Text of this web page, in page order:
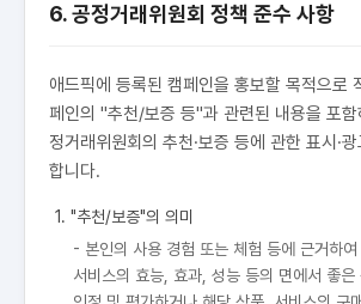
6. 공정거래위원회 정책 준수 사항
애드픽에 등록된 캠페인을 홍보할 목적으로
페인의 "추천/보증 등"과 관련된 내용을 포
정거래위원회의 추천·보증 등에 관한 표시·
합니다.
1. "추천/보증"의 의미
- 본인의 사용 경험 또는 체험 등에 근거하여
서비스의 효능, 효과, 성능 등의 면에서 좋은